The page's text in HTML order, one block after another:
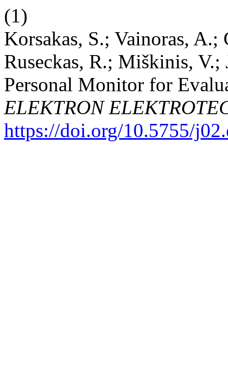
(1)
Korsakas, S.; Vainoras, A.;
Ruseckas, R.; Miškinis,
Personal Monitor for
ELEKTRON
https://doi.org/10.5755/